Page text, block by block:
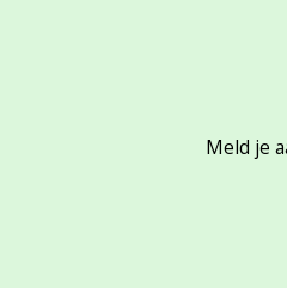
Meld je